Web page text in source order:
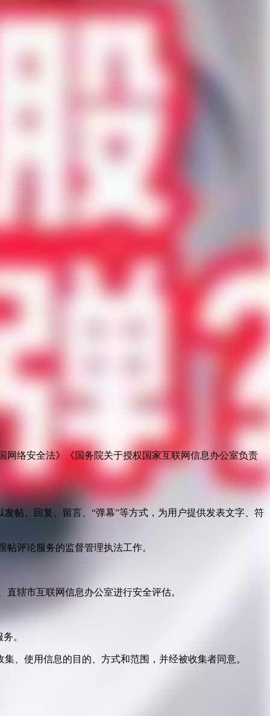
络安全法》《国务院关于授权国家互联网信息办公室负责
帖、回复、留言、“弹幕”等方式，为用户提供发表文字、符
评论服务的监督管理执法工作。
辖市互联网信息办公室进行安全评估。
。
、使用信息的目的、方式和范围，并经被收集者同意。